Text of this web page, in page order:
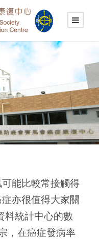
能比較常接觸得
亦很值得大家關
料統計中心的數
，在癌症發病率